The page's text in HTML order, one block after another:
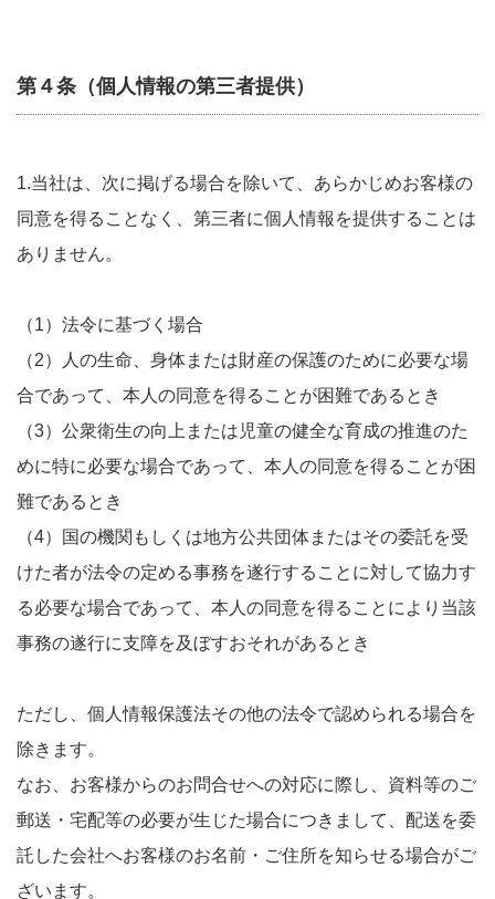
第４条（個人情報の第三者提供）
1.当社は、次に掲げる場合を除いて、あらかじめお客様の
同意を得ることなく、第三者に個人情報を提供することは
ありません。
（1）法令に基づく場合
（2）人の生命、身体または財産の保護のために必要な場
合であって、本人の同意を得ることが困難であるとき
（3）公衆衛生の向上または児童の健全な育成の推進のた
めに特に必要な場合であって、本人の同意を得ることが困
難であるとき
（4）国の機関もしくは地方公共団体またはその委託を受
けた者が法令の定める事務を遂行することに対して協力す
る必要な場合であって、本人の同意を得ることにより当該
事務の遂行に支障を及ぼすおそれがあるとき
ただし、個人情報保護法その他の法令で認められる場合を
除きます。
なお、お客様からのお問合せへの対応に際し、資料等のご
郵送・宅配等の必要が生じた場合につきまして、配送を委
託した会社へお客様のお名前・ご住所を知らせる場合がご
ざいます。